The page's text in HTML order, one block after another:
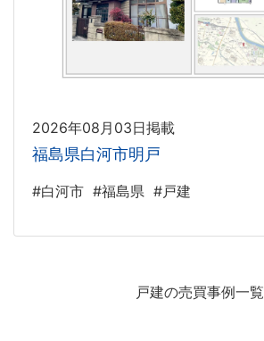
2026年08月03日掲載
福島県白河市明戸
#白河市 #福島県 #戸建
戸建の売買事例一覧